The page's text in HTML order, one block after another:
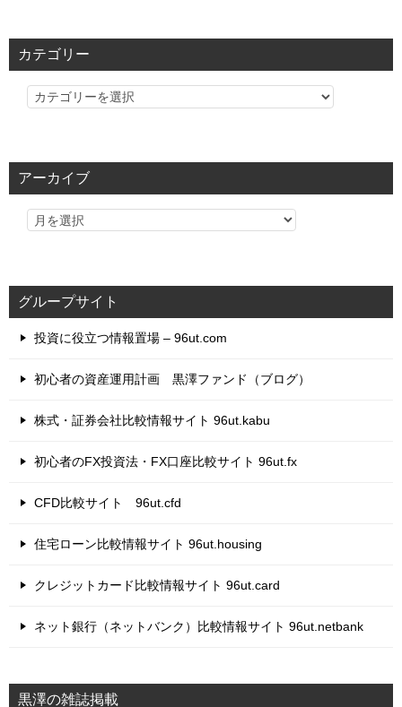
カテゴリー
カ
リ
アーカイブ
グループサイト
投資に役立つ情報置場 – 96ut.com
初心者の資産運用計画 黒澤ファンド（ブログ）
株式・証券会社比較情報サイト 96ut.kabu
初心者のFX投資法・FX口座比較サイト 96ut.fx
CFD比較サイト 96ut.cfd
住宅ローン比較情報サイト 96ut.housing
クレジットカード比較情報サイト 96ut.card
ネット銀行（ネットバンク）比較情報サイト 96ut.netbank
黒澤の雑誌掲載